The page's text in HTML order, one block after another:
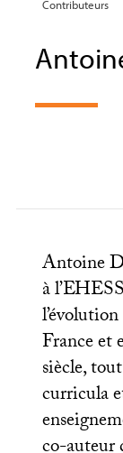
Contributeurs
Antoine
à l’EHESS
France et
siècle,
curricula